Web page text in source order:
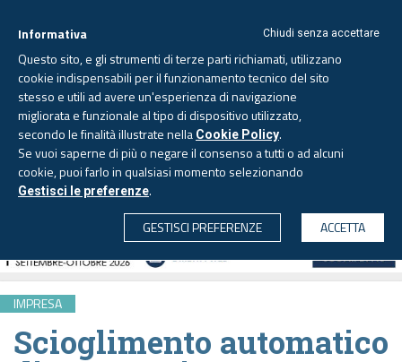
CERCA
Domenica, 9 agosto 2026
IMPRESA
Scioglimento automatico
Chiudi senza accettare
Informativa
Questo sito, e gli strumenti di terze parti richiamati, utilizzano
cookie indispensabili per il funzionamento tecnico del sito
stesso e utili ad avere un'esperienza di navigazione
migliorata e funzionale al tipo di dispositivo utilizzato,
secondo le finalità illustrate nella Cookie Policy.
Se vuoi saperne di più o negare il consenso a tutti o ad alcuni
cookie, puoi farlo in qualsiasi momento selezionando
Gestisci le preferenze.
GESTISCI PREFERENZE
ACCETTA